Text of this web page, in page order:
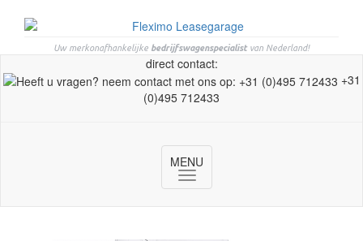
Uw merkonafhankelijke bedrijfswagenspecialistvan Nederland!
direct contact:
+31
(0)495 712433
MENU
Toggle
navigation